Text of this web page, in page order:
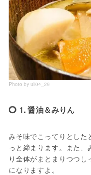
Photo by uli04_29
1. 醤油＆みりん
みそ味でこってりとした
っと締まります。また、
り全体がまとまりつつ
になりますよ。